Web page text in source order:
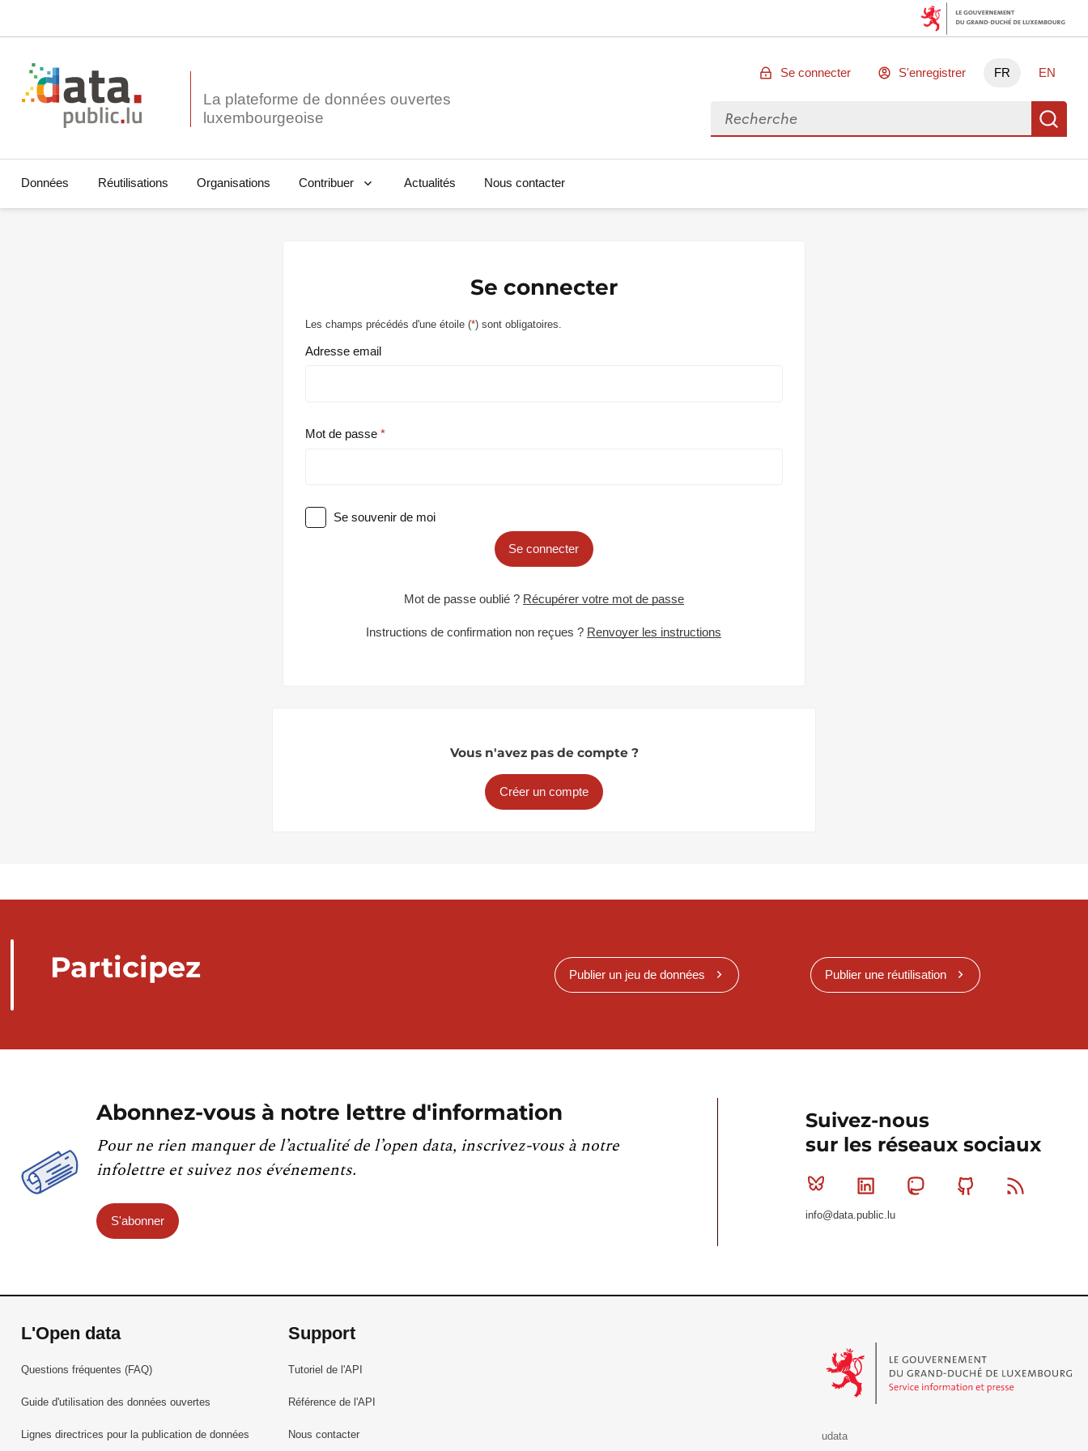
La plateforme de données ouvertes
Se connecter S'enregistrer FR EN
Rechercher des données
Données Réutilisations Organisations Contribuer Actualités Nous contacter
Se connecter
Les champs précédés d'une étoile (*) sont obligatoires.
Adresse email
Mot de passe
Se souvenir de moi
Se connecter
Mot de passe oublié ? Récupérer votre mot de passe
Instructions de confirmation non reçues ? Renvoyer les instructions
Vous n'avez pas de compte ?
Créer un compte
Participez Publier un jeu de données Publier une réutilisation
Abonnez-vous à notre lettre d'information
Pour ne rien manquer de l’actualité de l’open data, inscrivez-vous à notre
infolettre et suivez nos événements.
S'abonner
Suivez-nous
sur les réseaux sociaux
Bluesky Linkedin MastodonGithub
info@data.public.lu
L'Open data
Questions fréquentes (FAQ)
Guide d'utilisation des données ouvertes
Lignes directrices pour la publication de données
Support
Tutoriel de l'API
Référence de l'API
Nous contacter
udata